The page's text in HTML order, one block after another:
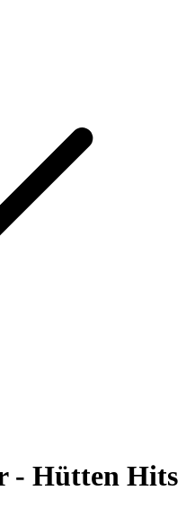
- Hütten Hits